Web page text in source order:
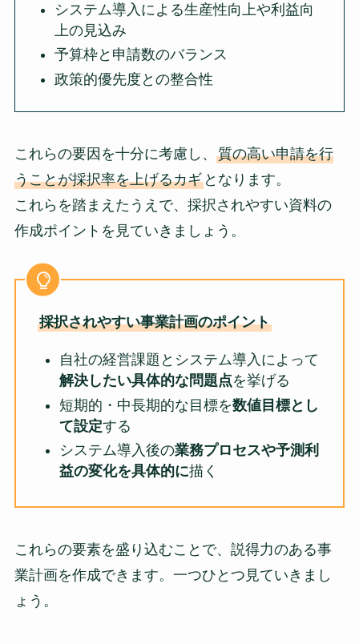
システム導入による生産性向上や利益向
上の見込み
予算枠と申請数のバランス
政策的優先度との整合性
これらの要因を十分に考慮し、 質の高い申請を行
うことが採択率を上げるカギとなります。
これらを踏まえたうえで、採択されやすい資料の
作成ポイントを見ていきましょう。
採択されやすい事業計画のポイント
自社の経営課題とシステム導入によって
解決したい具体的な問題点を挙げる
短期的・中長期的な目標を数値目標とし
て設定する
システム導入後の業務プロセスや予測利
益の変化を具体的に描く
これらの要素を盛り込むことで、説得力のある事
業計画を作成できます。一つひとつ見ていきまし
ょう。